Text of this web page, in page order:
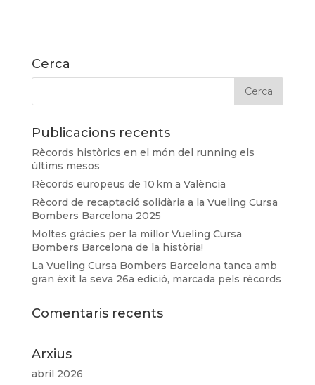
Cerca
Publicacions recents
Rècords històrics en el món del running els
últims mesos
Rècords europeus de 10 km a València
Rècord de recaptació solidària a la Vueling Cursa
Bombers Barcelona 2025
Moltes gràcies per la millor Vueling Cursa
Bombers Barcelona de la història!
La Vueling Cursa Bombers Barcelona tanca amb
gran èxit la seva 26a edició, marcada pels rècords
Comentaris recents
Arxius
abril 2026